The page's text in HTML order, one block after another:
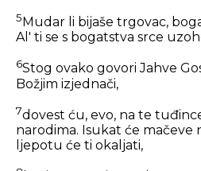
5 Mudar li bijaše trgovac,
Al' ti se s bogatstva srce
6Stog ovako govori Jahve
Božjim izjednači,
7dovest ću, evo, na te
narodima. Isukat će mačeve
ljepotu će ti okaljati,